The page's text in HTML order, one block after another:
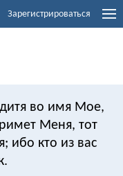
Зарегистрироваться
во имя Мое,
Меня, тот
ибо кто из вас